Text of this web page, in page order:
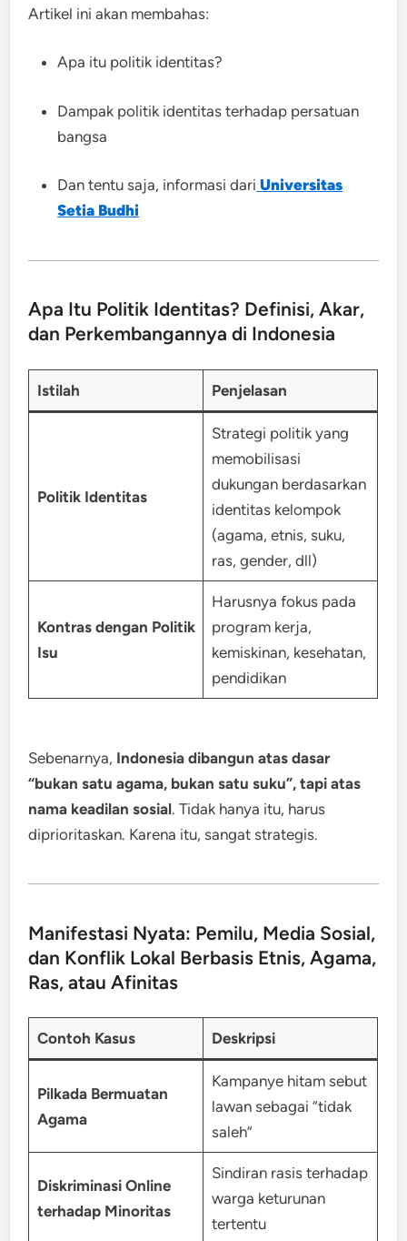
Artikel ini akan membahas:
Apa itu politik identitas?
Dampak politik identitas terhadap persatuan
bangsa
Dan tentu saja, informasi dari Universitas
Setia Budhi
Apa Itu Politik Identitas? Definisi, Akar,
dan Perkembangannya di Indonesia
Istilah Penjelasan
Politik Identitas
Strategi politik yang
memobilisasi
dukungan berdasarkan
identitas kelompok
(agama, etnis, suku,
ras, gender, dll)
Kontras dengan Politik
Isu
Harusnya fokus pada
program kerja,
kemiskinan, kesehatan,
pendidikan
Sebenarnya, Indonesia dibangun atas dasar
“bukan satu agama, bukan satu suku”, tapi atas
nama keadilan sosial. Tidak hanya itu, harus
diprioritaskan. Karena itu, sangat strategis.
Manifestasi Nyata: Pemilu, Media Sosial,
dan Konflik Lokal Berbasis Etnis, Agama,
Ras, atau Afinitas
Contoh Kasus Deskripsi
Pilkada Bermuatan
Agama
Kampanye hitam sebut
lawan sebagai “tidak
saleh”
Diskriminasi Online
terhadap Minoritas
Sindiran rasis terhadap
warga keturunan
tertentu